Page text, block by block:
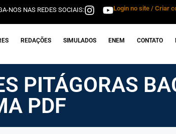
NOS NAS REDES SOCIAIS: Login no site / Criar
REDAÇÕES SIMULADOS ENEM CONTATO
PITÁGORAS
PDF